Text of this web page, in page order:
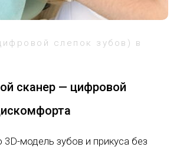
слепок зубов) в
сканер — цифровой
модель зубов и прикуса без